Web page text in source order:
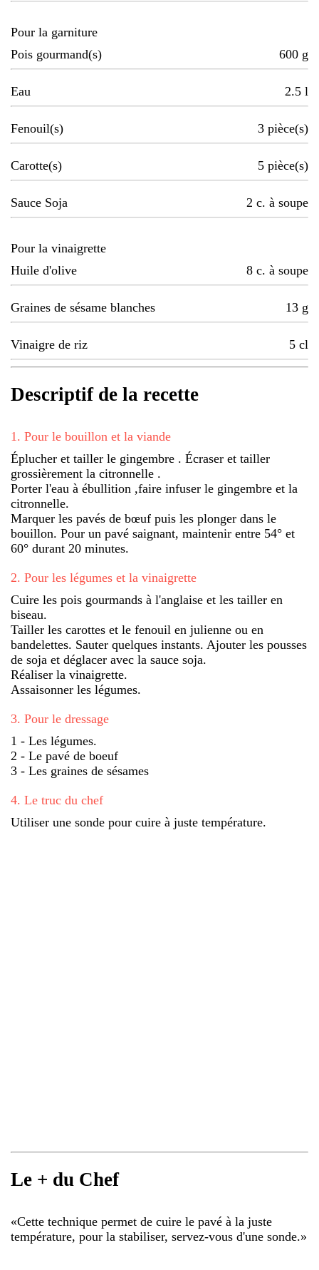
Pour la garniture
Pois gourmand(s)
600 g
Eau 2.5 l
Fenouil(s) 3 pièce(s)
Carotte(s) 5 pièce(s)
Sauce Soja 2 c. à soupe
Pour la vinaigrette
Huile d'olive
8 c. à soupe
Graines de sésame blanches 13 g
Vinaigre de riz 5 cl
Descriptif de la recette
1 . Pour le bouillon et la viande
Éplucher et tailler le gingembre . Écraser et tailler
grossièrement la citronnelle .
Porter l'eau à ébullition ,faire infuser le gingembre et la
citronnelle.
Marquer les pavés de bœuf puis les plonger dans le
bouillon. Pour un pavé saignant, maintenir entre 54° et
60° durant 20 minutes.
2. Pour les légumes et la vinaigrette
Cuire les pois gourmands à l'anglaise et les tailler en
biseau.
Tailler les carottes et le fenouil en julienne ou en
bandelettes. Sauter quelques instants. Ajouter les pousses
de soja et déglacer avec la sauce soja.
Réaliser la vinaigrette.
Assaisonner les légumes.
3. Pour le dressage
1 - Les légumes.
2 - Le pavé de boeuf
3 - Les graines de sésames
4. Le truc du chef
Utiliser une sonde pour cuire à juste température.
Le + du Chef
«Cette technique permet de cuire le pavé à la juste
température, pour la stabiliser, servez-vous d'une sonde.»